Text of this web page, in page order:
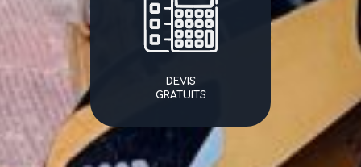
DEVIS
GRATUITS